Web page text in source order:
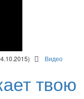
Видео
твою